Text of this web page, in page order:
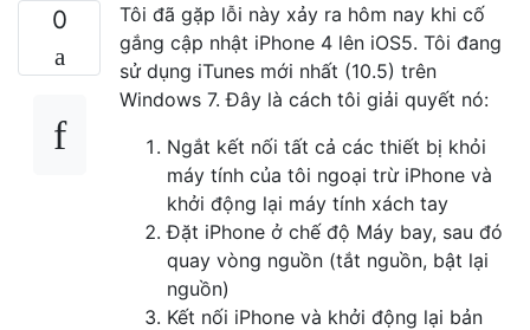
0
Tôi đã gặp lỗi này xảy ra hôm nay khi cố
gắng cập nhật iPhone 4 lên iOS5. Tôi đang
sử dụng iTunes mới nhất (10.5) trên
Windows 7. Đây là cách tôi giải quyết nó:
Ngắt kết nối tất cả các thiết bị khỏi
máy tính của tôi ngoại trừ iPhone và
khởi động lại máy tính xách tay
Đặt iPhone ở chế độ Máy bay, sau đó
quay vòng nguồn (tắt nguồn, bật lại
nguồn)
Kết nối iPhone và khởi động lại bản